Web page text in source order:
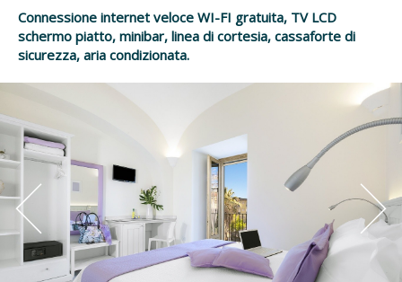
Connessione internet veloce WI-FI gratuita, TV LCD
schermo piatto, minibar, linea di cortesia, cassaforte di
sicurezza, aria condizionata.